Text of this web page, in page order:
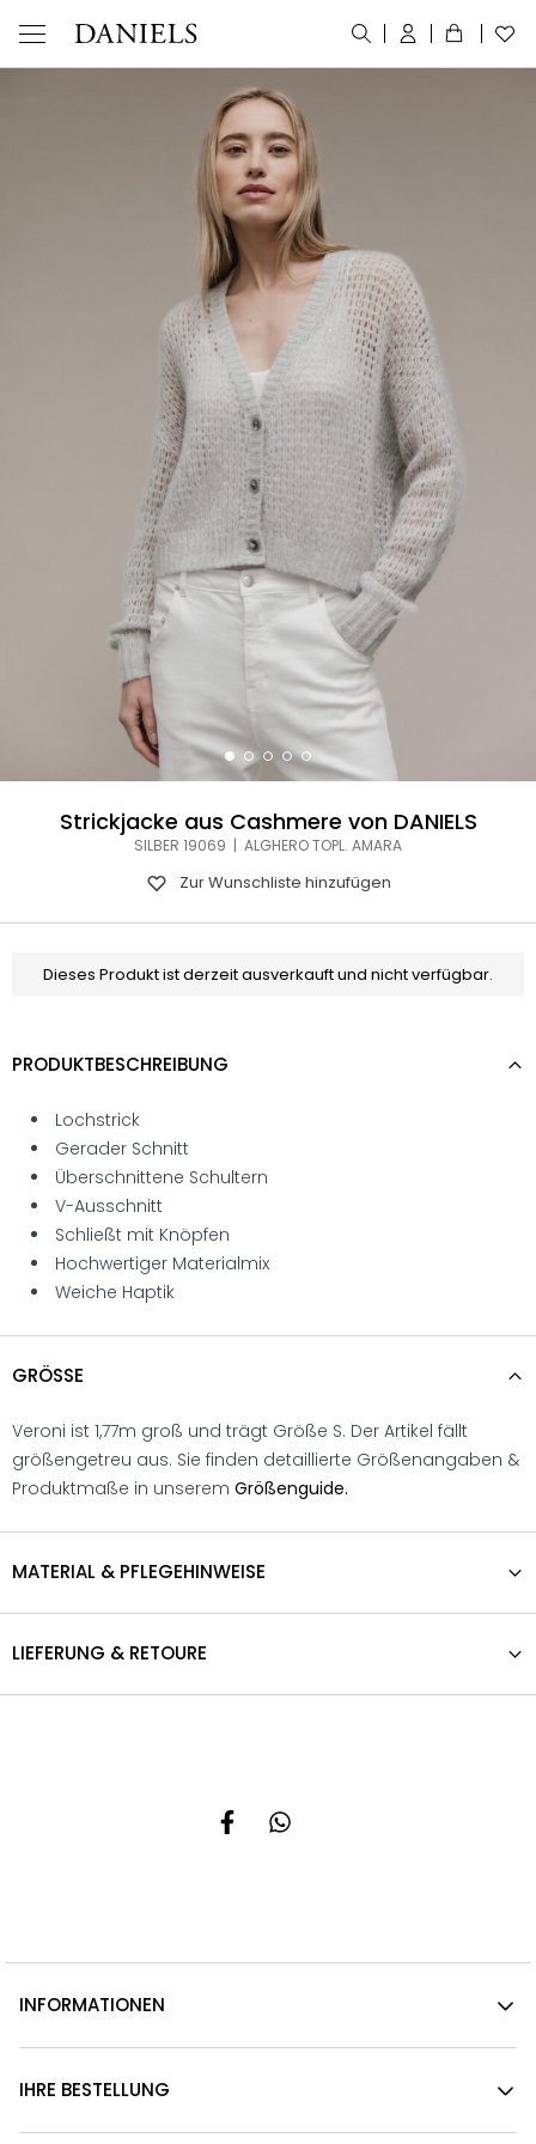
Strickjacke aus Cashmere von DANIELS
SILBER 19069 | ALGHERO TOPL. AMARA
Zur Wunschliste hinzufügen
Dieses Produkt ist derzeit ausverkauft und nicht verfügbar.
PRODUKTBESCHREIBUNG
Lochstrick
Gerader Schnitt
Überschnittene Schultern
V-Ausschnitt
Schließt mit Knöpfen
Hochwertiger Materialmix
Weiche Haptik
GRÖSSE
Veroni ist 1,77m groß und trägt Größe S. Der Artikel fällt
größengetreu aus. Sie finden detaillierte Größenangaben &
Produktmaße in unserem Größenguide.
MATERIAL & PFLEGEHINWEISE
LIEFERUNG & RETOURE
INFORMATIONEN
IHRE BESTELLUNG